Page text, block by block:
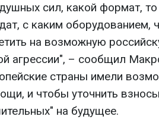
сил, какой формат,
с каким оборудованием,
на возможную
агрессии", – сообщил
страны имели
и чтобы уточнить
на будущее.